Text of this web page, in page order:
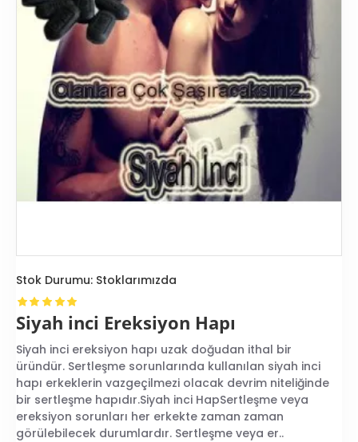
Stok Durumu: Stoklarımızda
Siyah inci Ereksiyon Hapı
Siyah inci ereksiyon hapı uzak doğudan ithal bir
üründür. Sertleşme sorunlarında kullanılan siyah inci
hapı erkeklerin vazgeçilmezi olacak devrim niteliğinde
bir sertleşme hapıdır.Siyah inci HapSertleşme veya
ereksiyon sorunları her erkekte zaman zaman
görülebilecek durumlardır. Sertleşme veya er..